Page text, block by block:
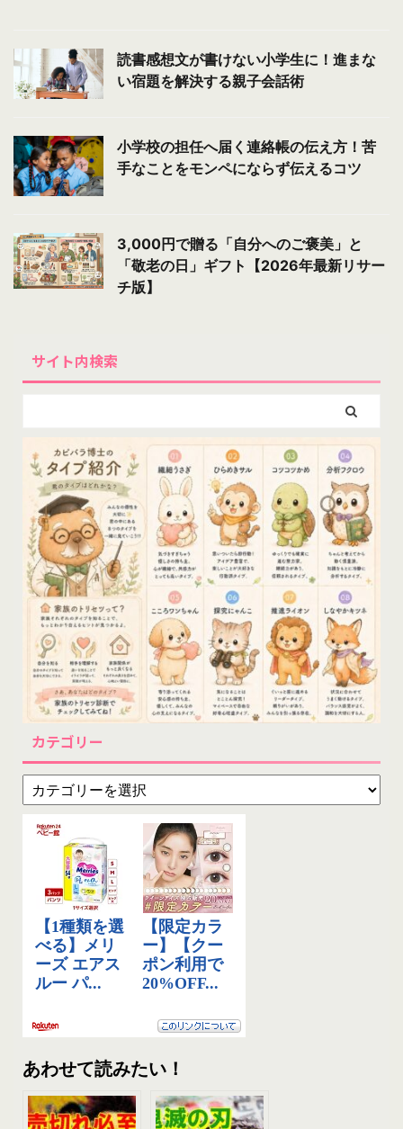
読書感想文が書けない小学生に！進まな
い宿題を解決する親子会話術
小学校の担任へ届く連絡帳の伝え方！苦
手なことをモンペにならず伝えるコツ
3,000円で贈る「自分へのご褒美」と
「敬老の日」ギフト【2026年最新リサー
チ版】
サイト内検索
カテゴリー
あわせて読みたい！